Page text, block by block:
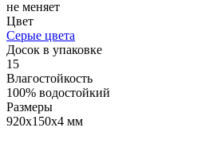
не меняет
Цвет
Серые цвета
Досок в упаковке
15
Влагостойкость
100% водостойкий
Размеры
920x150x4 мм